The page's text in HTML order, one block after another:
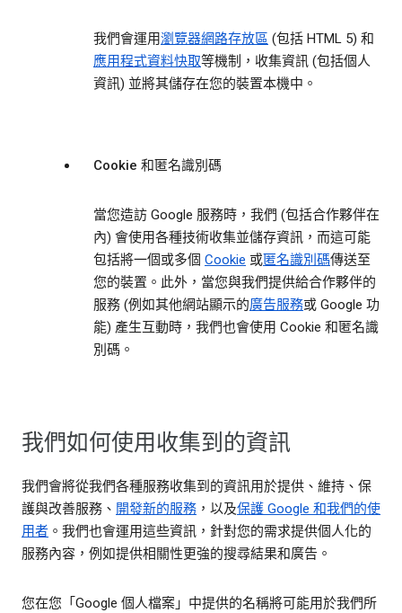
我們會運用瀏覽器網路存放區 (包括 HTML 5) 和
應用程式資料快取等機制，收集資訊 (包括個人
資訊) 並將其儲存在您的裝置本機中。
Cookie 和匿名識別碼
當您造訪 Google 服務時，我們 (包括合作夥伴在
內) 會使用各種技術收集並儲存資訊，而這可能
包括將一個或多個 Cookie 或匿名識別碼傳送至
您的裝置。此外，當您與我們提供給合作夥伴的
服務 (例如其他網站顯示的廣告服務或 Google 功
能) 產生互動時，我們也會使用 Cookie 和匿名識
別碼。
我們如何使用收集到的資訊
我們會將從我們各種服務收集到的資訊用於提供、維持、保
護與改善服務、 開發新的服務 ，以及保護 Google 和我們的使
用者 。我們也會運用這些資訊，針對您的需求提供個人化的
服務內容，例如提供相關性更強的搜尋結果和廣告。
您在您「Google 個人檔案」中提供的名稱將可能用於我們所